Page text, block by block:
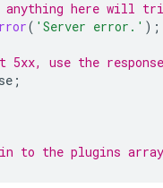
anything here will
( 'Server error.' );
use the
;
to the plugins